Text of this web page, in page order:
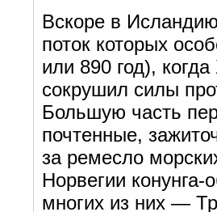
Вскоре в
поток которых
или 890 год),
сокрушил силы
Большую часть
почтенные,
за ремесло
Норвегии
многих из них —